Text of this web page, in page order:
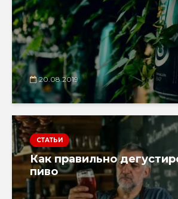
20.08.2019
СТАТЬИ
Как правильно
пиво